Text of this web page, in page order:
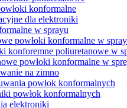
konformalne
dla elektroniki
w sprayu
powłoki konformalne w
konforemne poliuretanowe w
powłoki konformalne w
na zimno
powłok konformalnych
powłok konformalnych
elektroniki